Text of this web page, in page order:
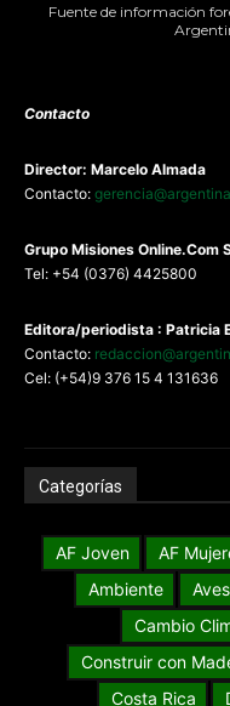
Fuente de información
Contacto
Director: Marcelo Almada
Contacto:
Grupo Misiones Online.Com
Tel: +54 (0376) 4425800
Editora/periodista : Patricia
Contacto:
Cel: (+54)9 376 15 4 131636
Categorías
AF Joven AF
Ambiente
Cambio
Construir con
Costa Rica